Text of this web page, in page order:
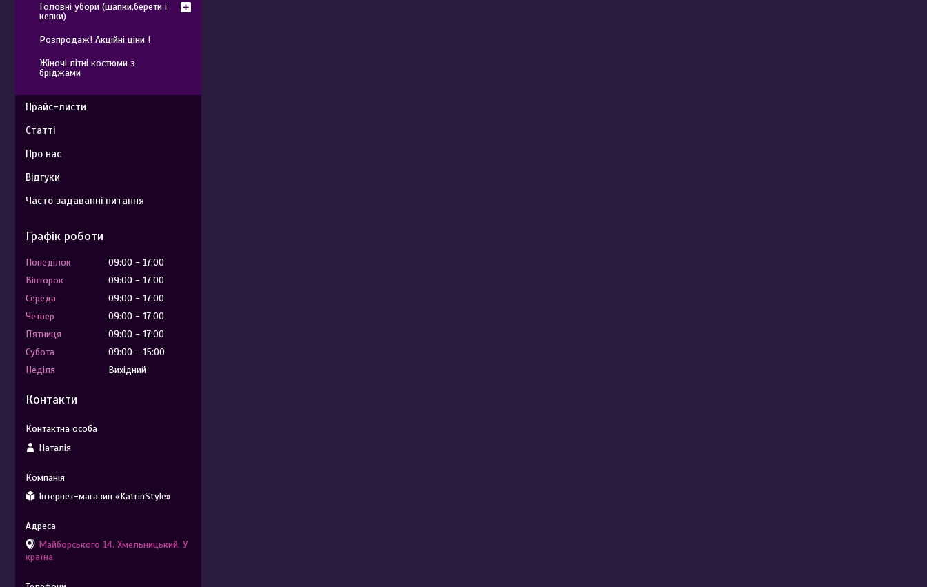
Головні убори (шапки,берети і
кепки)
Розпродаж! Акційні ціни !
Жіночі літні костюми з
бріджами
Прайс-листи
Статті
Про нас
Відгуки
Часто задаванні питання
Графік роботи
Понеділок 09:00
17:00
Вівторок
09:00
17:00
Середа
09:00
17:00
Четвер
09:00
17:00
Пʼятниця
09:00
17:00
Субота
09:00
15:00
Неділя
Вихідний
Контакти
Наталія
Інтернет-магазин «KatrinStyle»
Майборського 14, Хмельницький, У
країна